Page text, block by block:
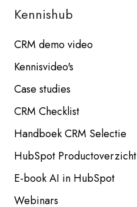
Kennishub
CRM demo video
Kennisvideo's
Case studies
CRM Checklist
Handboek CRM Selectie
HubSpot Productoverzicht
E-book AI in HubSpot
Webinars